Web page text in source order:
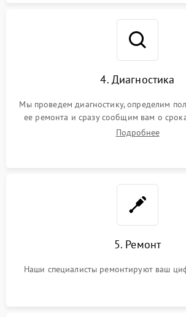
4. Диагностика
Мы проведем диагностику, определим
ее ремонта и сразу сообщим вам о
Подробнее
5. Ремонт
Наши специалисты ремонтируют ваш